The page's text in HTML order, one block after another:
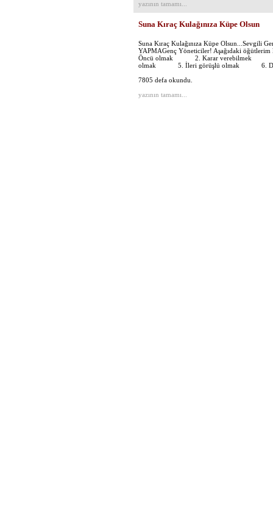
yazının tamamı...
Suna Kıraç Kulağınıza Küpe Olsun
Suna Kıraç Kulağınıza Küpe Olsun...Sevgili
YAPMAGenç Yöneticiler! Aşağıdaki
Öncü olmak 2. Karar verebilmek 3.
olmak 5. İleri görüşlü olmak 6.
7805 defa okundu.
yazının tamamı...